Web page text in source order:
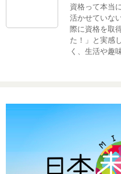
資格って本当
活かせていな
際に資格を取
た！」と実感
く、生活や趣